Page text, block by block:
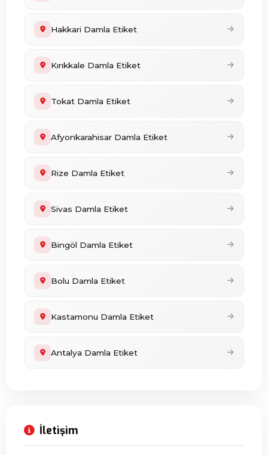
Hakkari Damla Etiket
Kırıkkale Damla Etiket
Tokat Damla Etiket
Afyonkarahisar Damla Etiket
Rize Damla Etiket
Sivas Damla Etiket
Bingöl Damla Etiket
Bolu Damla Etiket
Kastamonu Damla Etiket
Antalya Damla Etiket
İletişim